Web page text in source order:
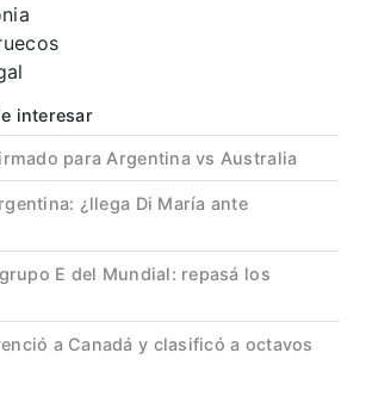
interesar
para Argentina vs Australia
¿llega Di María ante
E del Mundial: repasá los
a Canadá y clasificó a octavos